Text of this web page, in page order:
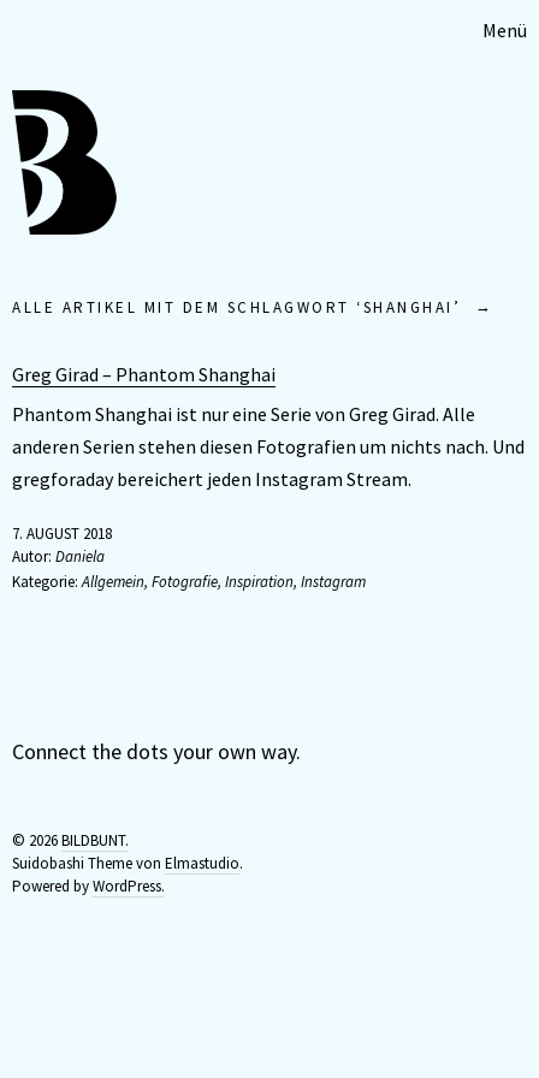
Menü
ALLE ARTIKEL MIT DEM SCHLAGWORT ‘SHANGHAI ’
Greg Girad – Phantom Shanghai
Phantom Shanghai ist nur eine Serie von Greg Girad. Alle
anderen Serien stehen diesen Fotografien um nichts nach. Und
gregforaday bereichert jeden Instagram Stream.
7. AUGUST 2018
Autor: Daniela
Kategorie:Allgemein, Fotografie, Inspiration, Instagram
Connect the dots your own way.
© 2026BILDBUNT.
Suidobashi Theme von Elmastudio.
Powered byWordPress.